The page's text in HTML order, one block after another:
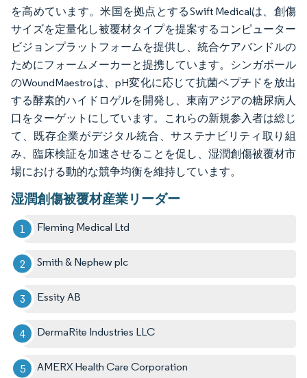
を高めています。米国を拠点とするSwift Medicalは、創傷
サイズを定量化し被覆材タイプを提案するコンピューター
ビジョンプラットフォームを提供し、統合ケアバンドルの
ためにフォームメーカーと提携しています。シンガポール
のWoundMaestroは、pH変化に応じて抗菌ペプチドを放出
する酵素的ハイドロゲルを開発し、東南アジアの糖尿病人
口をターゲットにしています。これらの新規参入者は総じ
て、既存企業がデジタル統合、サステナビリティ取り組
み、臨床検証を加速させることを促し、湿潤創傷被覆材市
場における動的な競争均衡を維持しています。
湿潤創傷被覆材産業リーダー
Fleming Medical Ltd
Smith & Nephew plc
Essity AB
DermaRite Industries LLC
AMERX Health Care Corporation